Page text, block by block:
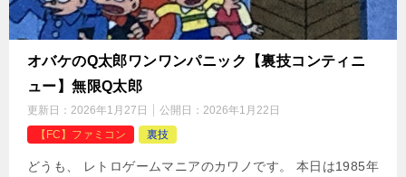
オバケのQ太郎ワンワンパニック【裏技コンティニ
ュー】無限Q太郎
更新日： 2026年1月27日 公開日： 2026年1月22日
【FC】ファミコン
裏技
どうも、 レトロゲームマニアのカワノです。 本日は1985年